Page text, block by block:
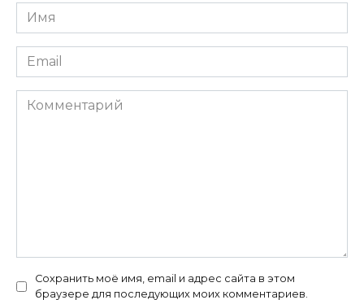
Имя
*
Email
*
Комментарий
Сохранить моё имя, email и адрес сайта в этом
браузере для последующих моих комментариев.